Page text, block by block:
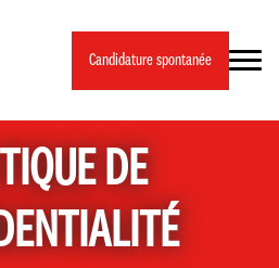
Candidature spontanée
DE